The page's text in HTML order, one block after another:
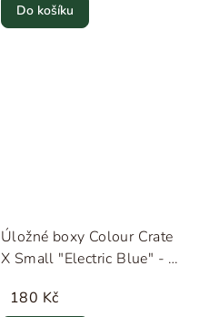
Do košíku
Úložné boxy Colour Crate
X Small "Electric Blue" - 2
180 Kč